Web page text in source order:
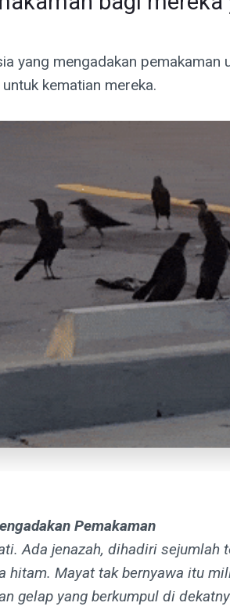
yang mengadakan
kematian mereka.
Pemakaman
Ada jenazah, dihadiri sejumlah
hitam. Mayat tak bernyawa itu
gelap yang berkumpul di